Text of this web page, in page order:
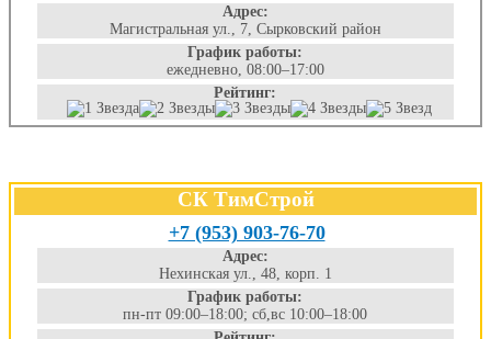
Адрес:
Магистральная ул., 7, Сырковский район
График работы:
ежедневно, 08:00–17:00
Рейтинг:
СК ТимСтрой
+7 (953) 903-76-70
Адрес:
Нехинская ул., 48, корп. 1
График работы:
пн-пт 09:00–18:00; сб,вс 10:00–18:00